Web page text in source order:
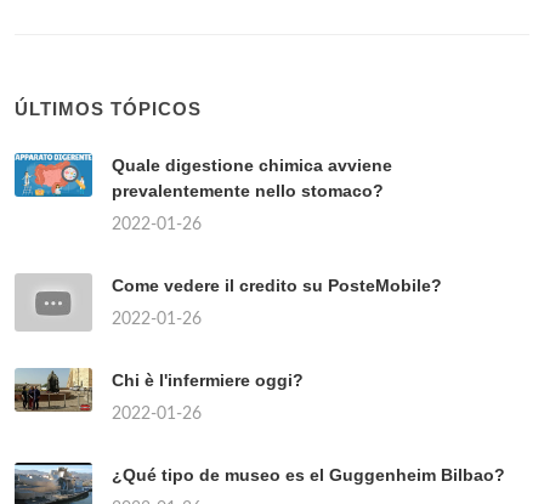
ÚLTIMOS TÓPICOS
Quale digestione chimica avviene
prevalentemente nello stomaco?
2022-01-26
Come vedere il credito su PosteMobile?
2022-01-26
Chi è l'infermiere oggi?
2022-01-26
¿Qué tipo de museo es el Guggenheim Bilbao?